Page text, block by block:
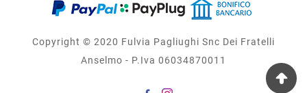
Copyright © 2020 Fulvia Pagliughi Snc Dei Fratelli
Anselmo - P.Iva 06034870011